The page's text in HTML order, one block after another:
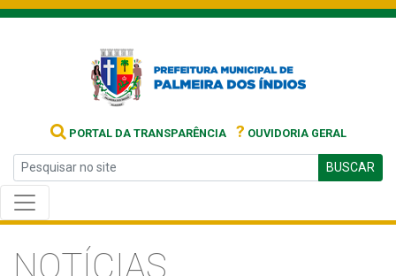
PORTAL DA TRANSPARÊNCIA ? OUVIDORIA GERAL
BUSCAR
NOTÍCIAS